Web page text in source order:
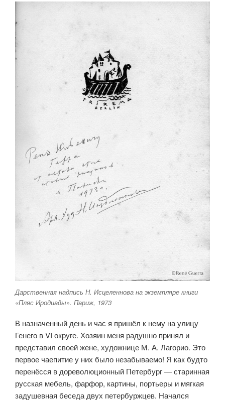
Дарственная надпись Н. Исцеленнова на экземпляре книги
«Пляс Иродиады». Париж, 1973
В назначенный день и час я пришёл к нему на улицу
Генего в VI округе. Хозяин меня радушно принял и
представил своей жене, художнице М. А. Лагорио. Это
первое чаепитие у них было незабываемо! Я как будто
перенёсся в дореволюционный Петербург — старинная
русская мебель, фарфор, картины, портьеры и мягкая
задушевная беседа двух петербурж­цев. Начался